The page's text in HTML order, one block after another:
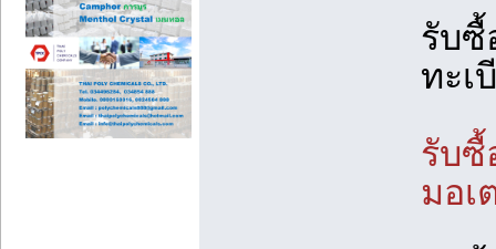
รับซื้
ทะเ
รับซื้
มอเ